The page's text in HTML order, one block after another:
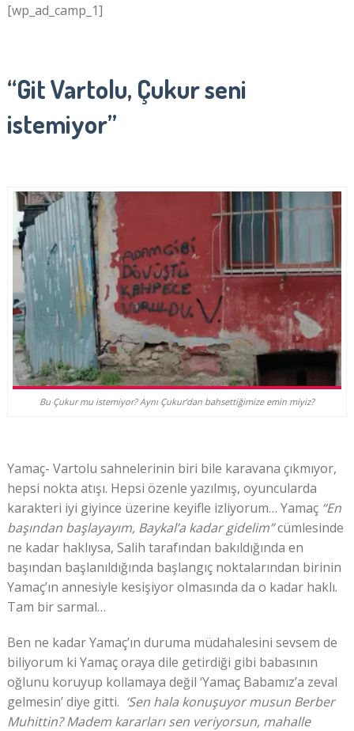
[wp_ad_camp_1]
“Git Vartolu, Çukur seni
istemiyor”
Bu Çukur mu istemiyor? Aynı Çukur’dan bahsettiğimize emin miyiz?
Yamaç- Vartolu sahnelerinin biri bile karavana çıkmıyor,
hepsi nokta atışı. Hepsi özenle yazılmış, oyuncularda
karakteri iyi giyince üzerine keyifle izliyorum… Yamaç “En
başından başlayayım, Baykal’a kadar gidelim”cümlesinde
ne kadar haklıysa, Salih tarafından bakıldığında en
başından başlanıldığında başlangıç noktalarından birinin
Yamaç’ın annesiyle kesişiyor olmasında da o kadar haklı.
Tam bir sarmal…
Ben ne kadar Yamaç’ın duruma müdahalesini sevsem de
biliyorum ki Yamaç oraya dile getirdiği gibi babasının
oğlunu koruyup kollamaya değil ‘Yamaç Babamız’a zeval
gelmesin’ diye gitti. ‘Sen hala konuşuyor musun Berber
Muhittin? Madem kararları sen veriyorsun, mahalle